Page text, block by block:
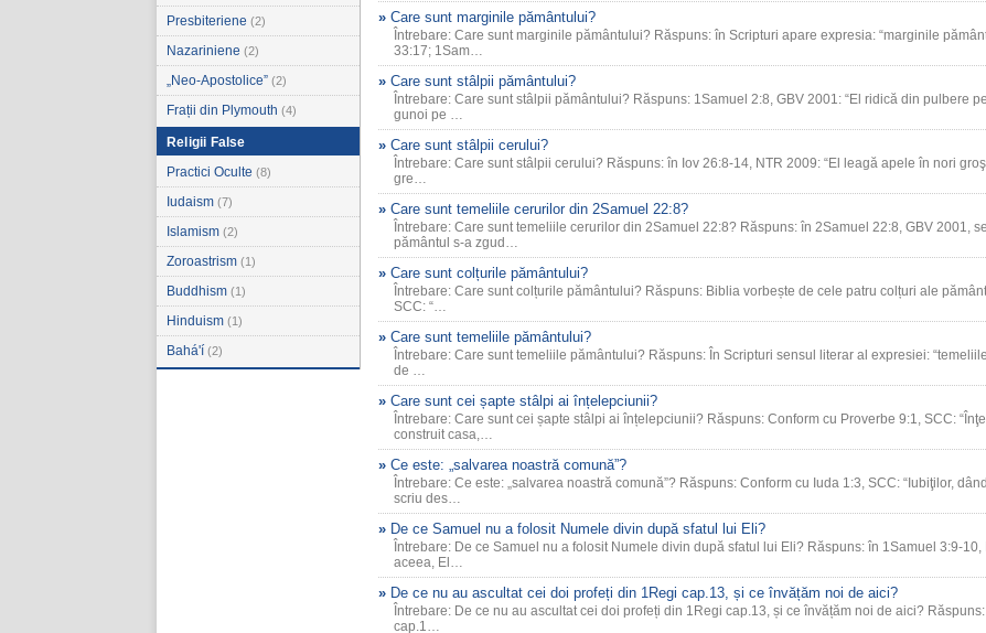
Presbiteriene (2)
Nazariniene (2)
„Neo-Apostolice” (2)
Frații din Plymouth (4)
Religii False
Practici Oculte (8)
Iudaism (7)
Islamism (2)
Zoroastrism (1)
Buddhism (1)
Hinduism (1)
Bahá'í (2)
Care sunt marginile pământului?
Întrebare: Care sunt marginile pământului? Răspuns: în Scripturi apare expresia: “marginile
33:17; 1Sam…
Care sunt stâlpii pământului?
Întrebare: Care sunt stâlpii pământului? Răspuns: 1Samuel 2:8, GBV 2001: “El ridică din pulbere
gunoi pe …
Care sunt stâlpii cerului?
Întrebare: Care sunt stâlpii cerului? Răspuns: în Iov 26:8-14, NTR 2009: “El leagă apele în nori
gre…
Care sunt temeliile cerurilor din 2Samuel 22:8?
Întrebare: Care sunt temeliile cerurilor din 2Samuel 22:8? Răspuns: în 2Samuel 22:8, GBV 2001,
pământul s-a zgud…
Care sunt colțurile pământului?
Întrebare: Care sunt colțurile pământului? Răspuns: Biblia vorbește de cele patru colțuri ale
SCC: “…
Care sunt temeliile pământului?
Întrebare: Care sunt temeliile pământului? Răspuns: În Scripturi sensul literar al expresiei:
de …
Care sunt cei șapte stâlpi ai înțelepciunii?
Întrebare: Care sunt cei șapte stâlpi ai înțelepciunii? Răspuns: Conform cu Proverbe 9:1, SCC:
construit casa,…
Ce este: „salvarea noastră comună”?
Întrebare: Ce este: „salvarea noastră comună”? Răspuns: Conform cu Iuda 1:3, SCC: “Iubiţilor,
scriu des…
De ce Samuel nu a folosit Numele divin după sfatul lui Eli?
Întrebare: De ce Samuel nu a folosit Numele divin după sfatul lui Eli? Răspuns: în 1Samuel 3:9-10,
aceea, El…
De ce nu au ascultat cei doi profeți din 1Regi cap.13, și ce învățăm noi de aici?
Întrebare: De ce nu au ascultat cei doi profeți din 1Regi cap.13, și ce învățăm noi de aici?
cap.1…